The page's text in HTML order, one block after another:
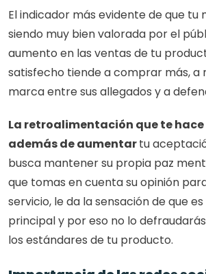
El indicador más evidente de que tu
siendo muy bien valorada por el
aumento en las ventas de tu
satisfecho tiende a comprar más, a
marca entre sus allegados y a
La retroalimentación que te
además de aumentar tu
busca mantener su propia paz
que tomas en cuenta su opinión
servicio, le da la sensación de que
principal y por eso no lo
los estándares de tu producto.